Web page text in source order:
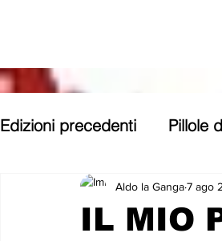
Edizioni precedenti Pillole
Parole, pensieri, opere e
IL MIO
Aldo la Ganga7 ago